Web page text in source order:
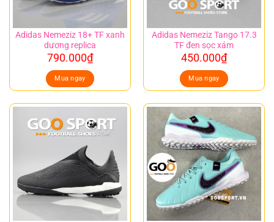
Adidas Nemeziz 18+ TF xanh
dương replica
790.000₫
Mua ngay
Adidas Nemeziz Tango 17.3
TF đen sọc xám
450.000₫
Mua ngay